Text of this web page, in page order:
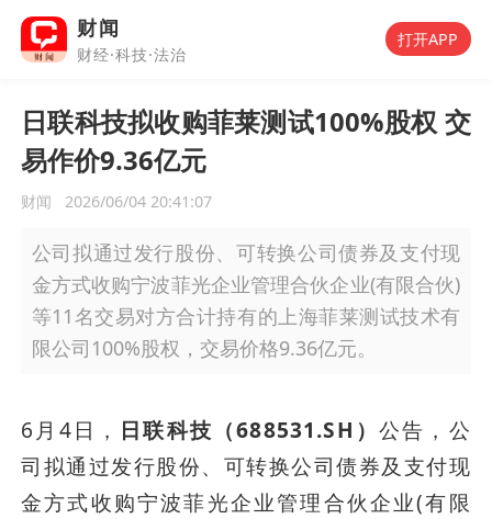
财闻
财经·科技·法治
打开APP
日联科技拟收购菲莱测试100%股权 交
易作价9.36亿元
财闻 2026/06/04 20:41:07
公司拟通过发行股份、可转换公司债券及支付现
金方式收购宁波菲光企业管理合伙企业(有限合伙)
等11名交易对方合计持有的上海菲莱测试技术有
限公司100%股权，交易价格9.36亿元。
6月4日， 日联科技（688531.SH）公告，公
司拟通过发行股份、可转换公司债券及支付现
金方式收购宁波菲光企业管理合伙企业(有限